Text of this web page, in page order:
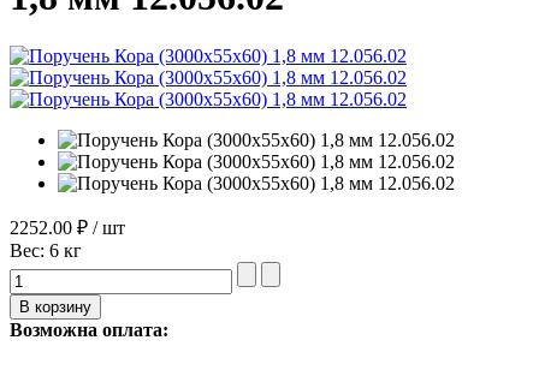
2252.00 ₽ / шт
Вес: 6 кг
Возможна оплата: